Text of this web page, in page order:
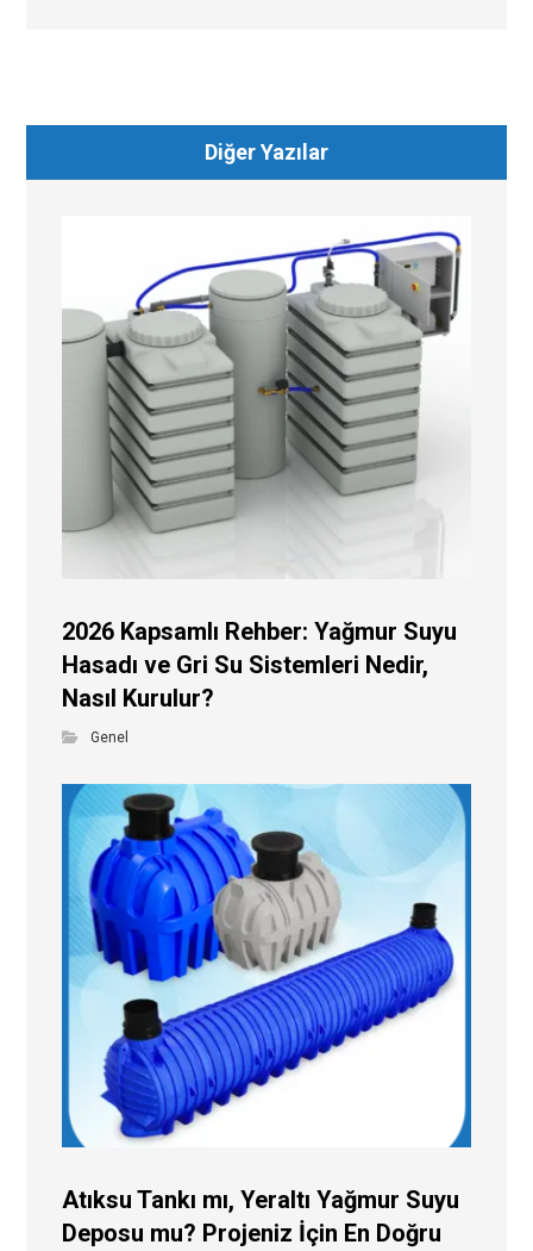
Diğer Yazılar
2026 Kapsamlı Rehber: Yağmur Suyu
Hasadı ve Gri Su Sistemleri Nedir,
Nasıl Kurulur?
Genel
Atıksu Tankı mı, Yeraltı Yağmur Suyu
Deposu mu? Projeniz İçin En Doğru